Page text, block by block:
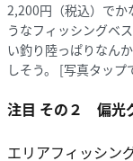
2,200円（税込）でか
うなフィッシングベ
い釣り陸っぱりなん
しそう。
[写真タップ
注目 その２
偏光
エリアフィッシン